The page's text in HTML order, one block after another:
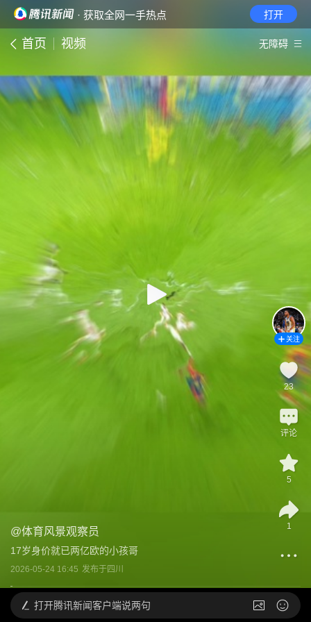
· 获取全网一手热点 打开
首页 视频 无障碍
@体育风景观察员
17岁身价就已两亿欧的小孩哥
2026-05-24 16:45 发布于四川
关注
23
评论
5
1
打开腾讯新闻客户端说两句